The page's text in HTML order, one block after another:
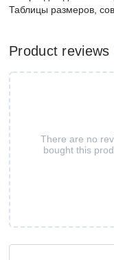
Таблицы размеров,
Product reviews
There are no
bought this